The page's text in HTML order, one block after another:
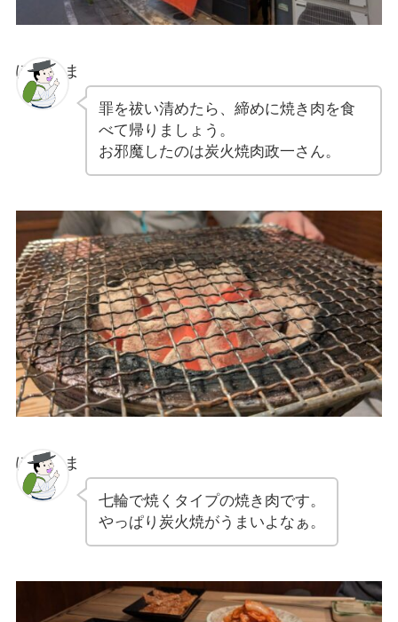
ぽちゃま
罪を祓い清めたら、締めに焼き肉を食
べて帰りましょう。
お邪魔したのは炭火焼肉政一さん。
ぽちゃま
七輪で焼くタイプの焼き肉です。
やっぱり炭火焼がうまいよなぁ。